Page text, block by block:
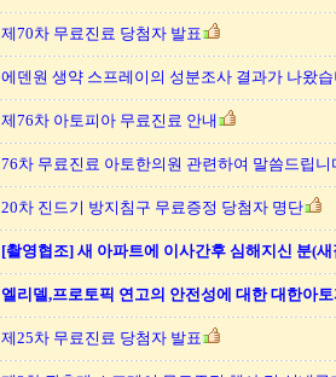
제70차 무료진료 당첨자 발표
에덴원 생약 스프레이의 성분조사 결과가 나왔
제76차 아토피아 무료진료 안내
76차 무료진료 아토한의원 관련하여 말씀드립니
20차 진드기 방지침구 무료증정 당첨자 명단
[촬영협조] 새 아파트에 이사간후 심해지신 분(
엘리델,프로토픽 연고의 안전성에 대한 대한아
제25차 무료진료 당첨자 발표